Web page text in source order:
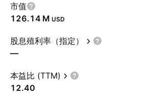
市值
‪126.14 M‬ USD
股息殖利率（指定）
—
本益比 (TTM)
12.40